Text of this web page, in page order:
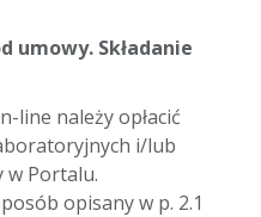
umowy. Składanie
line należy opłacić
i/lub
w Portalu.
opisany w p. 2.1